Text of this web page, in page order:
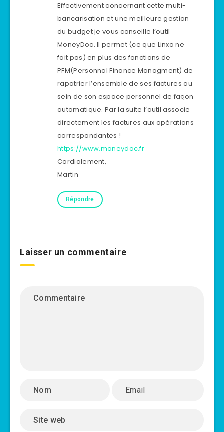
Effectivement concernant cette multi-
bancarisation et une meilleure gestion
du budget je vous conseille l’outil
MoneyDoc. Il permet (ce que Linxo ne
fait pas) en plus des fonctions de
PFM(Personnal Finance Managment) de
rapatrier l’ensemble de ses factures au
sein de son espace personnel de façon
automatique. Par la suite l’outil associe
directement les factures aux opérations
correspondantes !
https://www.moneydoc.fr
Cordialement,
Martin
Répondre
Laisser un commentaire